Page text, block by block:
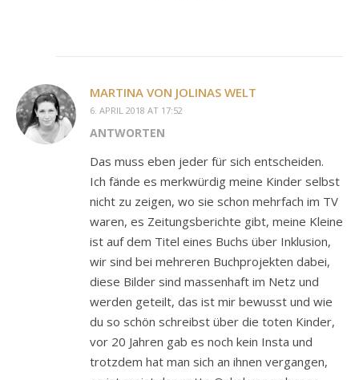
MARTINA VON JOLINAS WELT
6. APRIL 2018 AT 17:52
ANTWORTEN
Das muss eben jeder für sich entscheiden.
Ich fände es merkwürdig meine Kinder selbst
nicht zu zeigen, wo sie schon mehrfach im TV
waren, es Zeitungsberichte gibt, meine Kleine
ist auf dem Titel eines Buchs über Inklusion,
wir sind bei mehreren Buchprojekten dabei,
diese Bilder sind massenhaft im Netz und
werden geteilt, das ist mir bewusst und wie
du so schön schreibst über die toten Kinder,
vor 20 Jahren gab es noch kein Insta und
trotzdem hat man sich an ihnen vergangen,